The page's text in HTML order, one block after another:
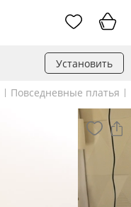
Установить
Повседневные платья